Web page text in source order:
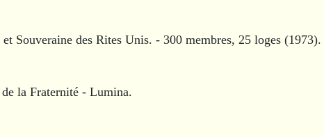
Souveraine des Rites Unis. - 300 membres, 25 loges (1973).
la Fraternité - Lumina.